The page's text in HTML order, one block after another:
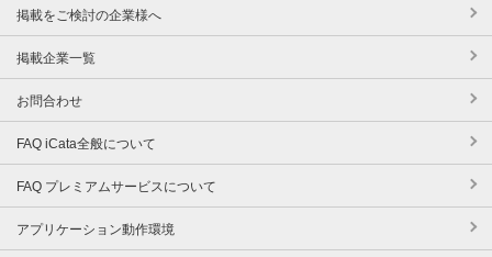
掲載をご検討の企業様へ
掲載企業一覧
お問合わせ
FAQ iCata全般について
FAQ プレミアムサービスについて
アプリケーション動作環境